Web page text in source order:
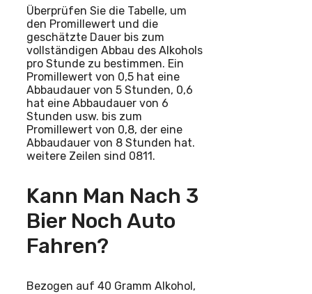
Überprüfen Sie die Tabelle, um
den Promillewert und die
geschätzte Dauer bis zum
vollständigen Abbau des Alkohols
pro Stunde zu bestimmen. Ein
Promillewert von 0,5 hat eine
Abbaudauer von 5 Stunden, 0,6
hat eine Abbaudauer von 6
Stunden usw. bis zum
Promillewert von 0,8, der eine
Abbaudauer von 8 Stunden hat.
weitere Zeilen sind 0811.
Kann Man Nach 3
Bier Noch Auto
Fahren?
Bezogen auf 40 Gramm Alkohol,